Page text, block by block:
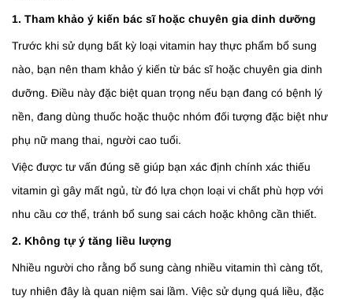
1. Tham khảo ý kiến bác sĩ hoặc chuyên gia dinh dưỡng
Trước khi sử dụng bất kỳ loại vitamin hay thực phẩm bổ sung
nào, bạn nên tham khảo ý kiến từ bác sĩ hoặc chuyên gia dinh
dưỡng. Điều này đặc biệt quan trọng nếu bạn đang có bệnh lý
nền, đang dùng thuốc hoặc thuộc nhóm đối tượng đặc biệt như
phụ nữ mang thai, người cao tuổi.
Việc được tư vấn đúng sẽ giúp bạn xác định chính xác thiếu
vitamin gì gây mất ngủ, từ đó lựa chọn loại vi chất phù hợp với
nhu cầu cơ thể, tránh bổ sung sai cách hoặc không cần thiết.
2. Không tự ý tăng liều lượng
Nhiều người cho rằng bổ sung càng nhiều vitamin thì càng tốt,
tuy nhiên đây là quan niệm sai lầm. Việc sử dụng quá liều, đặc